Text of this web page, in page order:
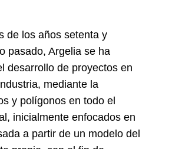
de los años setenta y
pasado, Argelia se ha
desarrollo de proyectos en
mediante la
y polígonos en todo el
inicialmente enfocados en
a partir de un modelo del